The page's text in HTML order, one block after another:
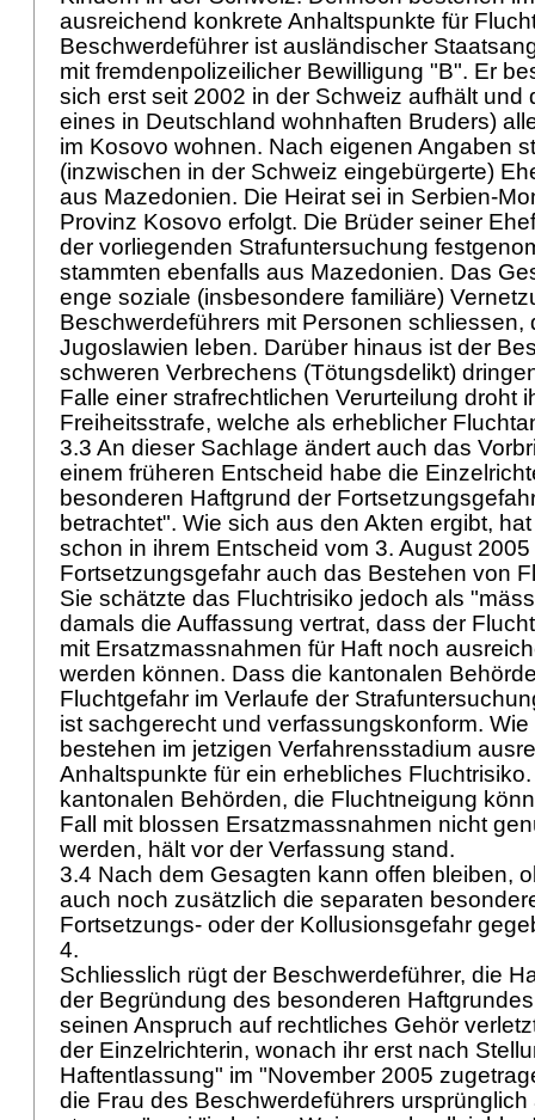
ausreichend konkrete Anhaltspunkte für
Beschwerdeführer ist ausländischer
mit fremdenpolizeilicher Bewilligung "B". Er
sich erst seit 2002 in der Schweiz aufhält und
eines in Deutschland wohnhaften Bruders)
im Kosovo wohnen. Nach eigenen Angaben
(inzwischen in der Schweiz eingebürgerte)
aus Mazedonien. Die Heirat sei in Serbien-
Provinz Kosovo erfolgt. Die Brüder seiner
der vorliegenden Strafuntersuchung
stammten ebenfalls aus Mazedonien. Das
enge soziale (insbesondere familiäre)
Beschwerdeführers mit Personen schliessen,
Jugoslawien leben. Darüber hinaus ist der
schweren Verbrechens (Tötungsdelikt)
Falle einer strafrechtlichen Verurteilung droht
Freiheitsstrafe, welche als erheblicher
3.3 An dieser Sachlage ändert auch das
einem früheren Entscheid habe die
besonderen Haftgrund der
betrachtet". Wie sich aus den Akten ergibt,
schon in ihrem Entscheid vom 3. August
Fortsetzungsgefahr auch das Bestehen von
Sie schätzte das Fluchtrisiko jedoch als
damals die Auffassung vertrat, dass der
mit Ersatzmassnahmen für Haft noch
werden können. Dass die kantonalen
Fluchtgefahr im Verlaufe der
ist sachgerecht und verfassungskonform.
bestehen im jetzigen Verfahrensstadium
Anhaltspunkte für ein erhebliches
kantonalen Behörden, die Fluchtneigung
Fall mit blossen Ersatzmassnahmen nicht
werden, hält vor der Verfassung stand.
3.4 Nach dem Gesagten kann offen bleiben,
auch noch zusätzlich die separaten
Fortsetzungs- oder der Kollusionsgefahr
4.
Schliesslich rügt der Beschwerdeführer, die
der Begründung des besonderen
seinen Anspruch auf rechtliches Gehör
der Einzelrichterin, wonach ihr erst nach
Haftentlassung" im "November 2005
die Frau des Beschwerdeführers